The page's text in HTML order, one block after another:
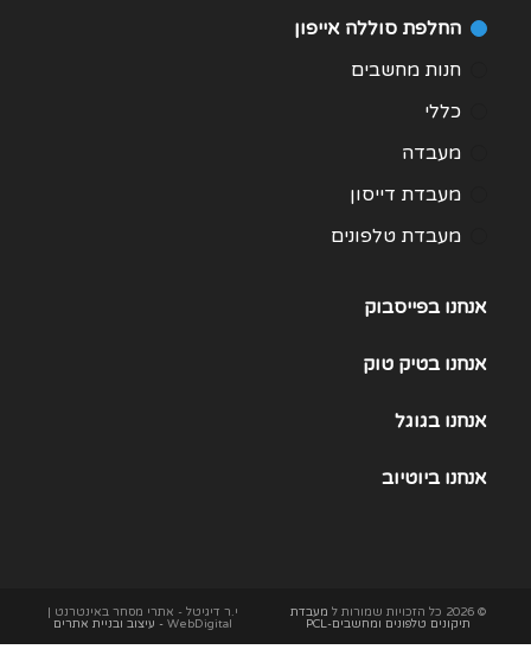
החלפת סוללה אייפון
חנות מחשבים
כללי
מעבדה
מעבדת דייסון
מעבדת טלפונים
תיקון Huawei
תיקון One Plus
תיקון Samsung Galaxy 23
תיקון Xiaomi
תיקון אייפד
אנחנו בפייסבוק
אנחנו בטיק טוק
אנחנובגוגל
אנחנוביוטיוב
© 2026 כל הזכויות שמורות ל
מעבדת
תיקונים טלפונים ומחשבים-PCL
י.ר דיגיטל - אתרי מסחר באינטרנט |
WebDigital - עיצוב ובניית אתרים